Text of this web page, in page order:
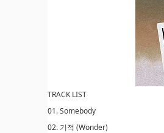
TRACK LIST
01. Somebody
02. 기적 (Wonder)